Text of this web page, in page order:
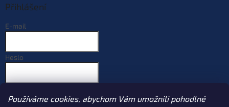
Používáme cookies, abychom Vám umožnili pohodlné
Přihlášení
E-mail
Heslo